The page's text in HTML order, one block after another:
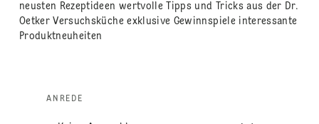
neusten Rezeptideen wertvolle Tipps und Tricks aus der Dr.
Oetker Versuchsküche exklusive Gewinnspiele interessante
Produktneuheiten
ANREDE